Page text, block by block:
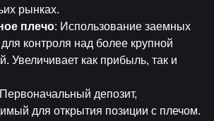
рынках.
плечо: Использование заемных
контроля над более крупной
Увеличивает как прибыль, так и
депозит,
для открытия позиции с плечом.